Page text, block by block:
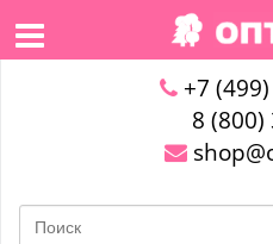
+7
8 (800)